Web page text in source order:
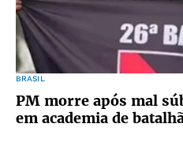
BRASIL
PM morre após mal
em academia de